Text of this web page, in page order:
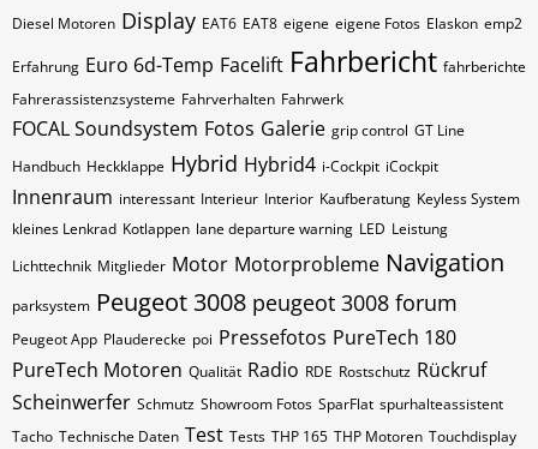
Diesel Motoren Display EAT6 EAT8 eigene eigene Fotos Elaskon emp2
Erfahrung Euro 6d-Temp Facelift Fahrbericht fahrberichte
Fahrerassistenzsysteme Fahrverhalten Fahrwerk
FOCAL Soundsystem Fotos Galerie grip control GT Line
Handbuch Heckklappe Hybrid Hybrid4 i-Cockpit iCockpit
Innenraum interessant Interieur Interior Kaufberatung Keyless System
kleines Lenkrad Kotlappen lane departure warning LED Leistung
Lichttechnik Mitglieder Motor Motorprobleme Navigation
parksystem Peugeot 3008 peugeot 3008 forum
Peugeot App Plauderecke poi Pressefotos PureTech 180
PureTech Motoren Qualität Radio RDE Rostschutz Rückruf
Scheinwerfer Schmutz Showroom Fotos SparFlat spurhalteassistent
Tacho Technische Daten Test Tests THP 165 THP Motoren Touchdisplay